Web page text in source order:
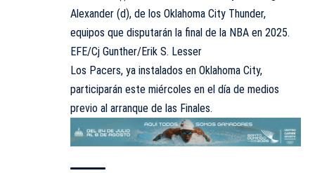
Alexander (d), de los Oklahoma City Thunder,
equipos que disputarán la final de la NBA en 2025.
EFE/Cj Gunther/Erik S. Lesser
Los Pacers, ya instalados en Oklahoma City,
participarán este miércoles en el día de medios
previo al arranque de las Finales.